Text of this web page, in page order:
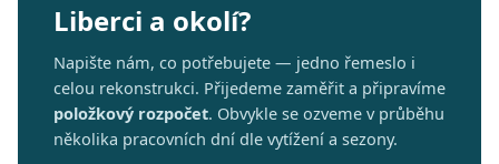
Liberci a okolí?
Napište nám, co potřebujete — jedno řemeslo i
celou rekonstrukci. Přijedeme zaměřit a připravíme
položkový rozpočet. Obvykle se ozveme v průběhu
několika pracovních dní dle vytížení a sezony.